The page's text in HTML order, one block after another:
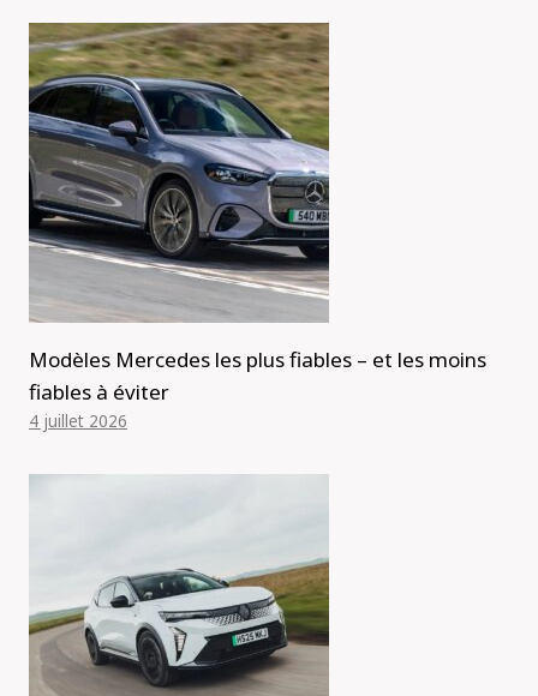
Modèles Mercedes les plus fiables – et les moins
fiables à éviter
4 juillet 2026